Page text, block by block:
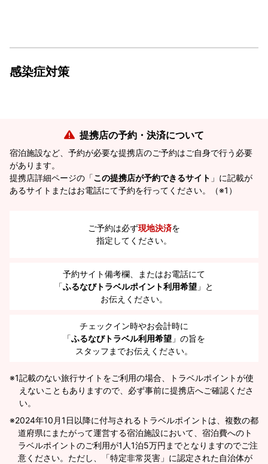
感染症対策
提携店の予約・決済について
宿泊施設など、予約が必要な提携店のご予約はご自身で行う必要
があります。
提携店詳細ページの「この提携店が予約できるサイト 」に記載が
あるサイトまたはお電話にて予約を行ってください。（※1）
ご予約は必ず現地決済を
指定してください。
予約サイト備考欄、またはお電話にて
「ふるなびトラベルポイント利用希望 」と
お伝えください。
チェックイン時やお会計時に
「ふるなびトラベル利用希望 」の旨を
スタッフまでお伝えください。
※1記載のない旅行サイトをご利用の場合、トラベルポイントが使
えないこともありますので、必ず事前に提携店へご確認くださ
い。
2024年10月1日以降に付与されるトラベルポイントは、複数の都
道府県にまたがって運営する宿泊施設において、宿泊費へのト
ラベルポイントのご利用が1人1泊5万円までとなりますのでご注
意ください。ただし、「特定非常災害」に認定された自治体が